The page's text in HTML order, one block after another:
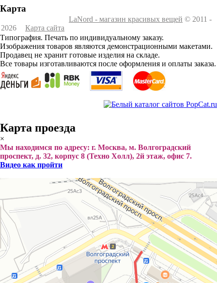
Карта
LaNord - магазин красивых вещей © 2011 -
2026
Карта сайта
Типография. Печать по индивидуальному заказу.
Изображения товаров являются демонстрационными макетами.
Продавец не хранит готовые изделия на складе.
Все товары изготавливаются после оформления и оплаты заказа.
Карта проезда
×
Мы находимся по адресу: г. Москва, м. Волгоградский
проспект, д. 32, корпус 8 (Техно Холл), 2й этаж, офис 7.
Видео как пройти